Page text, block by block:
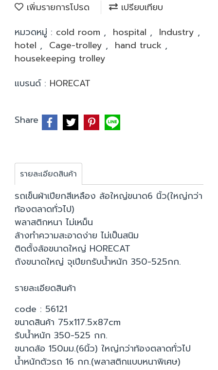
เพิ่มรายการโปรด
เปรียบเทียบ
หมวดหมู่ : cold room , hospital , Industry ,
hotel , Cage-trolley , hand truck ,
housekeeping trolley
แบรนด์ : HORECAT
Share
รายละเอียดสินค้า
รถเข็นผ้าเปียกสีเหลือง ล้อใหญ่ขนาด6 นิ้ว(ใหญ่กว่า
ท้องตลาดทั่วไป)
พลาสติกหนา ไม่เหม็น
ล้างทำความสะอาดง่าย ไม่เป็นสนิม
ติดตั้งล้อขนาดใหญ่ HORECAT
ถังขนาดใหญ่ จุเปียกรับน้ำหนัก 350-525กก.
รายละเอียดสินค้า
code : 56121
ขนาดสินค้า 75x117.5x87cm
รับน้ำหนัก 350-525 กก.
ขนาดล้อ 150มม.(6นิ้ว) ใหญ่กว่าท้องตลาดทั่วไป
น้ำหนักตัวรถ 16 กก.(พลาสติกแบบหนาพิเศษ)